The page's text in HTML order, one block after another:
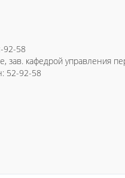
92-58
зав. кафедрой управления
52-92-58